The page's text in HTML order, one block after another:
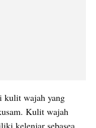
kulit wajah yang
Kulit wajah
kelenjar sebasea